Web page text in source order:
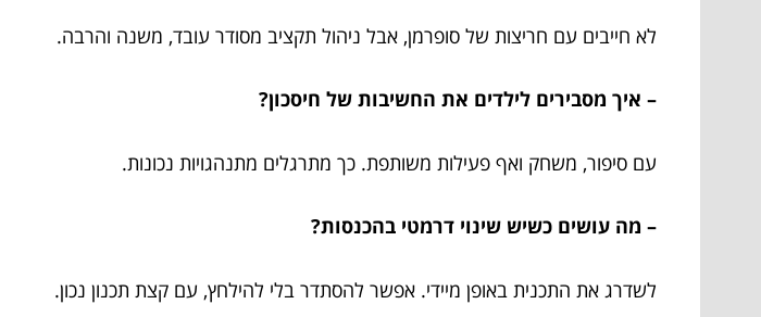
לא חייבים עם חריצות של סופרמן, אבל ניהול תקציב מסודר עובד, משנה והרבה.
– איך מסבירים לילדים את החשיבות של חיסכון?
עם סיפור, משחק ואף פעילות משותפת. כך מתרגלים מתנהגויות נכונות.
– מה עושים כשיש שינוי דרמטי בהכנסות?
לשדרג את התכנית באופן מיידי. אפשר להסתדר בלי להילחץ, עם קצת תכנון נכון.